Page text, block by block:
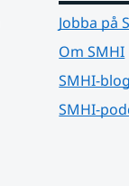
Jobba på
Om SMHI
SMHI-
SMHI-